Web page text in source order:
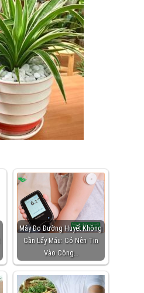
Máy Đo Đường Huyết Không
Cần Lấy Máu: Có Nên Tin
Vào Công…